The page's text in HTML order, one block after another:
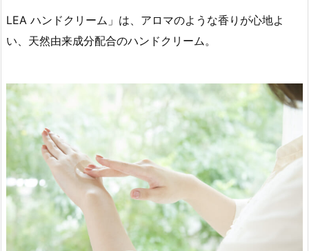
LEA ハンドクリーム」は、アロマのような香りが心地よ
い、天然由来成分配合のハンドクリーム。